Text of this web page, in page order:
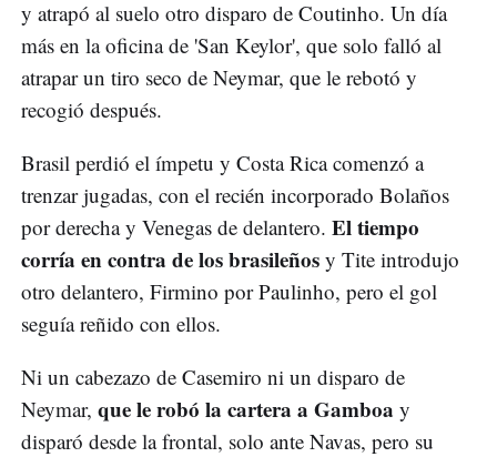
y atrapó al suelo otro disparo de Coutinho. Un día
más en la oficina de 'San Keylor', que solo falló al
atrapar un tiro seco de Neymar, que le rebotó y
recogió después.
Brasil perdió el ímpetu y Costa Rica comenzó a
trenzar jugadas, con el recién incorporado Bolaños
por derecha y Venegas de delantero. El tiempo
corría en contra de los brasileños y Tite introdujo
otro delantero, Firmino por Paulinho, pero el gol
seguía reñido con ellos.
Ni un cabezazo de Casemiro ni un disparo de
Neymar, que le robó la cartera a Gamboa y
disparó desde la frontal, solo ante Navas, pero su